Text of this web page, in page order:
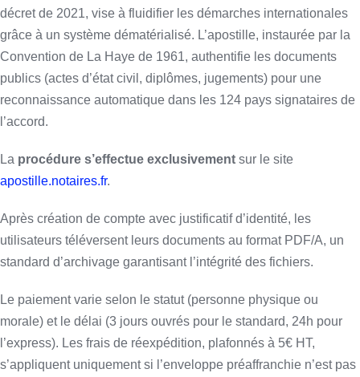
décret de 2021, vise à fluidifier les démarches internationales
grâce à un système dématérialisé. L’apostille, instaurée par la
Convention de La Haye de 1961, authentifie les documents
publics (actes d’état civil, diplômes, jugements) pour une
reconnaissance automatique dans les 124 pays signataires de
l’accord.
La procédure s’effectue exclusivement sur le site
apostille.notaires.fr.
Après création de compte avec justificatif d’identité, les
utilisateurs téléversent leurs documents au format PDF/A, un
standard d’archivage garantisant l’intégrité des fichiers.
Le paiement varie selon le statut (personne physique ou
morale) et le délai (3 jours ouvrés pour le standard, 24h pour
l’express). Les frais de réexpédition, plafonnés à 5€ HT,
s’appliquent uniquement si l’enveloppe préaffranchie n’est pas